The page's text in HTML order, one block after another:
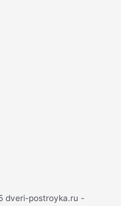
dveri-postroyka.ru -